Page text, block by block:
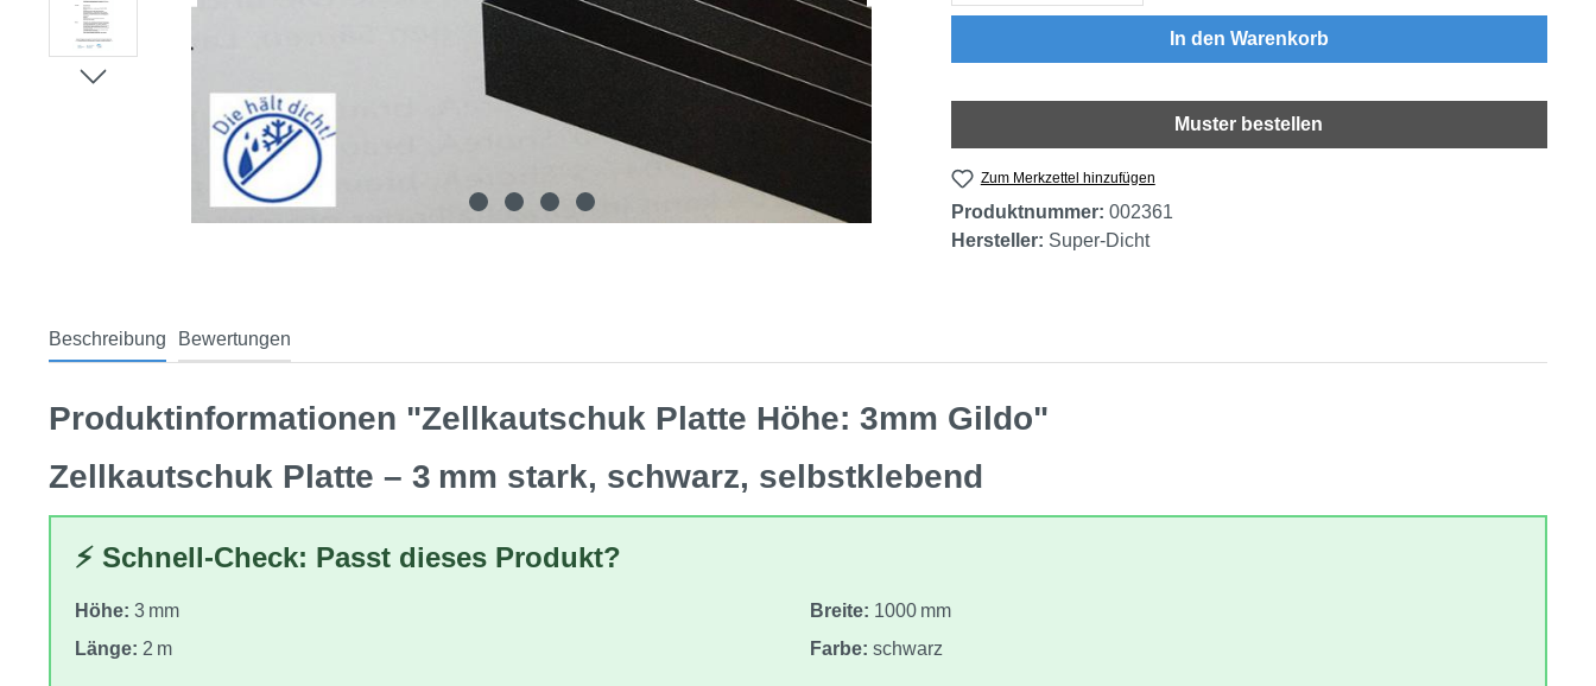
In den Warenkorb
Muster bestellen
Zum Merkzettel hinzufügen
Produktnummer: 002361
Hersteller: Super-Dicht
Beschreibung Bewertungen
Produktinformationen "Zellkautschuk Platte Höhe: 3mm Gildo"
Zellkautschuk Platte – 3 mm stark, schwarz, selbstklebend
⚡ Schnell-Check: Passt dieses Produkt?
Höhe: 3 mm Breite: 1000 mm
Länge: 2 m Farbe: schwarz